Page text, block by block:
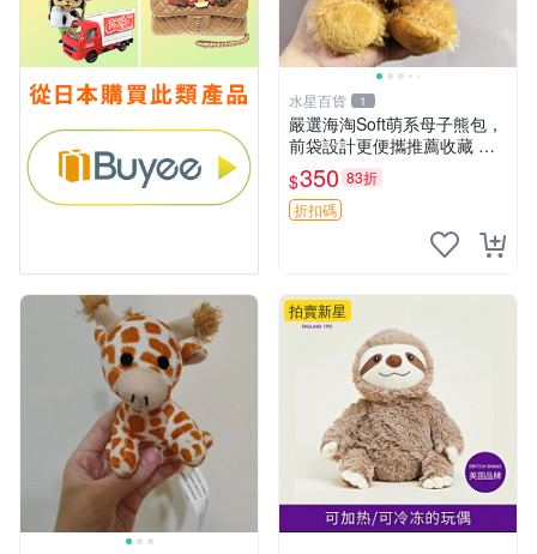
水星百貨 1
嚴選海淘Soft萌系母子熊包，
前袋設計更便攜推薦收藏 母
子熊 軟綿綿 包包
$350 83折
折扣碼
拍賣新星